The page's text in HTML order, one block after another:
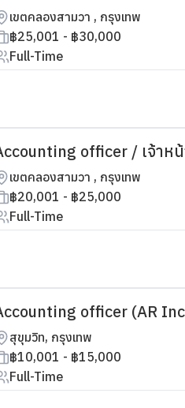
เขตคลองสามวา , กรุงเทพ
฿25,001 - ฿30,000
Full-Time
officer / เจ้า
เขตคลองสามวา , กรุงเทพ
฿20,001 - ฿25,000
Full-Time
officer (AR
สุขุมวิท, กรุงเทพ
฿10,001 - ฿15,000
Full-Time